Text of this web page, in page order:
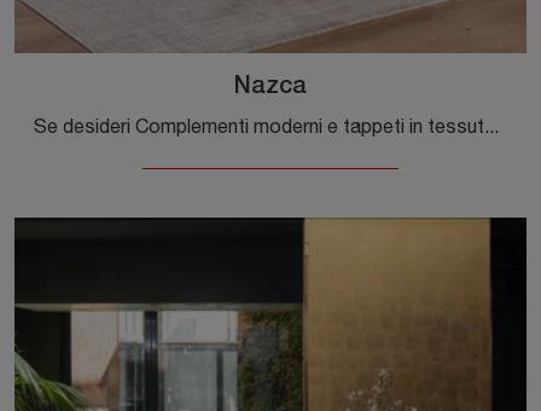
Nazca
Se desideri Complementi moderni e tappeti in tessuto ottieni informazioni sul modello Nazca della marca Calligaris.